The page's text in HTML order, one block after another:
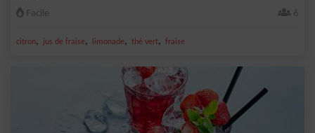
Facile 6
citron, jus de fraise, limonade, thé vert, fraise